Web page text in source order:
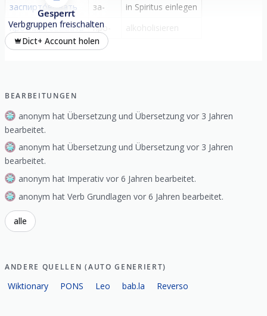
заспирто́вывать
за-
in Spiritus einlegen
проспирто́вывать
про-
Gesperrt
Verbgruppen freischalten
Dict+ Account holen
BEARBEITUNGEN
anonym hat Übersetzung und Übersetzung vor 3 Jahren
bearbeitet.
anonym hat Übersetzung und Übersetzung vor 3 Jahren
bearbeitet.
anonym hat Imperativ vor 6 Jahren bearbeitet.
anonym hat Verb Grundlagen vor 6 Jahren bearbeitet.
alle
ANDERE QUELLEN (AUTO GENERIERT)
Wiktionary PONS Leo bab.la Reverso